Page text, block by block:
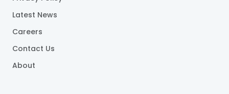
Latest News
Careers
Contact Us
About